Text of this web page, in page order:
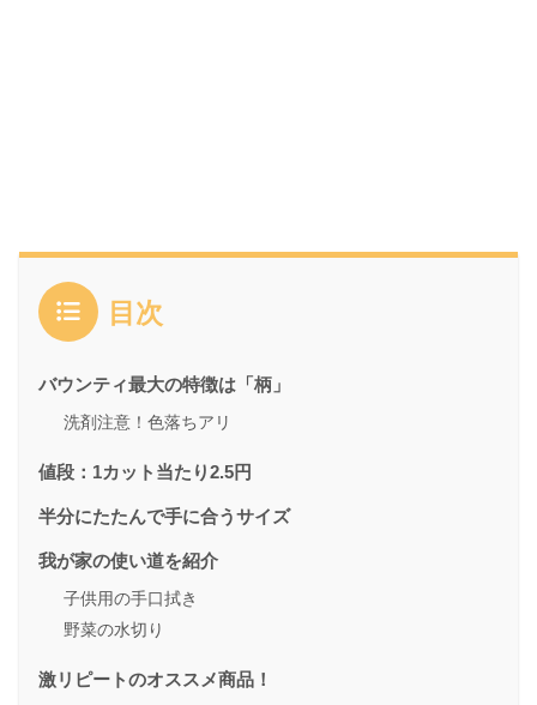
目次
バウンティ最大の特徴は「柄」
洗剤注意！色落ちアリ
値段：1カット当たり2.5円
半分にたたんで手に合うサイズ
我が家の使い道を紹介
子供用の手口拭き
野菜の水切り
激リピートのオススメ商品！